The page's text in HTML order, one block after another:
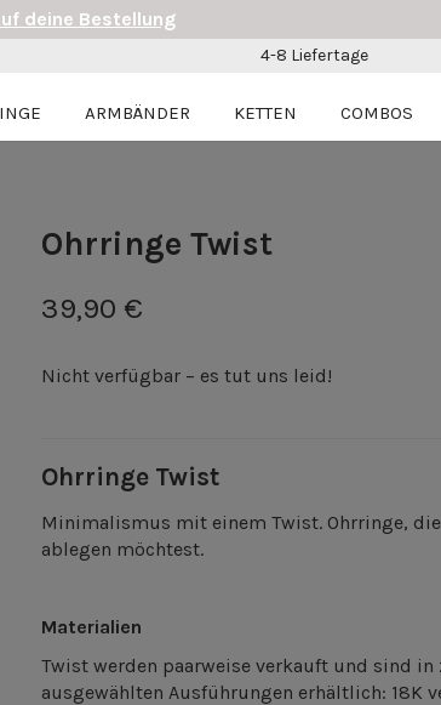
Ohrringe Twist
39,90 €
Nicht verfügbar – es tut uns leid!
Ohrringe Twist
Minimalismus mit einem Twist. Ohrringe,
ablegen möchtest.
Materialien
Twist werden paarweise verkauft und sind
ausgewählten Ausführungen erhältlich: 18K
deine Bestellung
4-8 Liefertage
ARMBÄNDER KETTEN COMBOS